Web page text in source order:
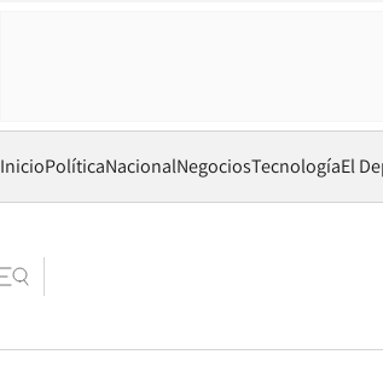
InicioPolíticaNacionalNegociosTecnologíaEl